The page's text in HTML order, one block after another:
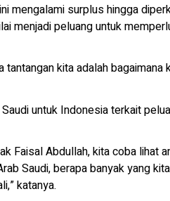
mengalami surplus hingga
menjadi peluang untuk
kita adalah bagaimana
untuk Indonesia terkait
Faisal Abdullah, kita coba lihat
Saudi, berapa banyak yang
katanya.